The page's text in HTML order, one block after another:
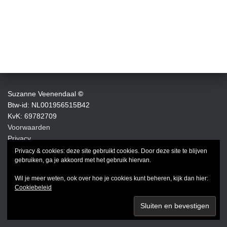
Suzanne Veenendaal ©
Btw-id: NL001956515B42
KvK: 69782709
Voorwaarden
Privacy
FACEBOOK
INSTAGRAM
LINKEDIN
ThemeIsle
Privacy & cookies: deze site gebruikt cookies. Door deze site te blijven
gebruiken, ga je akkoord met het gebruik hiervan.
Wil je meer weten, ook over hoe je cookies kunt beheren, kijk dan hier:
Cookiebeleid